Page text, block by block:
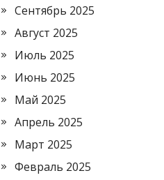
Сентябрь 2025
Август 2025
Июль 2025
Июнь 2025
Май 2025
Апрель 2025
Март 2025
Февраль 2025